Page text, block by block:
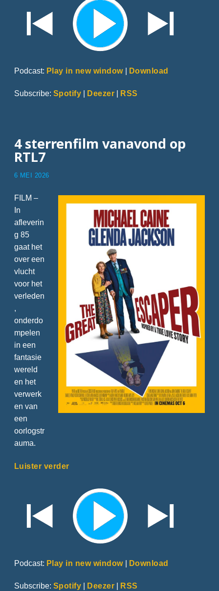
Podcast: Play in new window| Download
Subscribe: Spotify | Deezer | RSS
4 sterrenfilm vanavond op
RTL7
6 MEI 2026
FILM –
In
afleverin
g 85
gaat het
over een
vlucht
voor het
verleden
,
onderdo
mpelen
in een
fantasie
wereld
en het
verwerk
en van
een
oorlogstr
auma.
Luister verder
Podcast: Play in new window| Download
Subscribe: Spotify Deezer RSS